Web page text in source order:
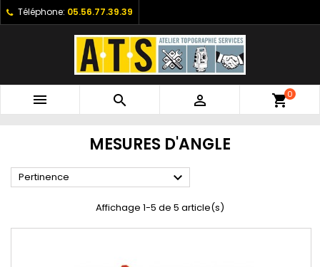
Téléphone: 05.56.77.39.39
   shopping_cart0
MESURES D'ANGLE
Pertinence 
Affichage 1-5 de 5 article(s)